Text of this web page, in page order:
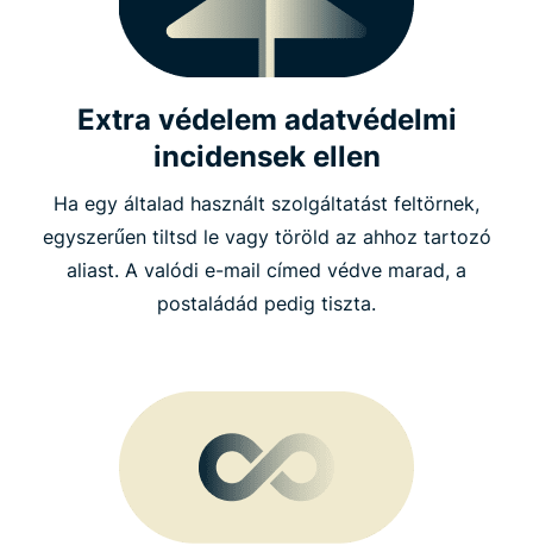
Extra védelem adatvédelmi
incidensek ellen
Ha egy általad használt szolgáltatást feltörnek,
egyszerűen tiltsd le vagy töröld az ahhoz tartozó
aliast. A valódi e-mail címed védve marad, a
postaládád pedig tiszta.